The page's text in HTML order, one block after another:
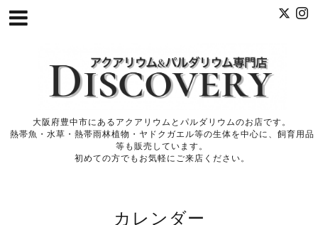
大阪府豊中市にあるアクアリウムとパルダリウムのお店です。
熱帯魚・水草・熱帯雨林植物・ヤドクガエル等の生体を中心に、飼育用品
等も販売しています。
初めての方でもお気軽にご来店ください。
カレンダー